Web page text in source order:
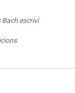
Bach escriví
.